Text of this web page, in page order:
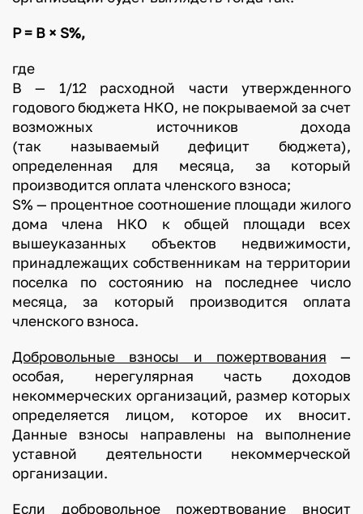
P = B × S%,
где
B — 1/12 расходной части утвержденного
годового бюджета НКО, не покрываемой за счет
возможных источников дохода
(так называемый дефицит бюджета),
определенная для месяца, за который
производится оплата членского взноса;
S% — процентное соотношение площади жилого
дома члена НКО к общей площади всех
вышеуказанных объектов недвижимости,
принадлежащих собственникам на территории
поселка по состоянию на последнее число
месяца, за который производится оплата
членского взноса.
Добровольные взносы и пожертвования —
особая, нерегулярная часть доходов
некоммерческих организаций, размер которых
определяется лицом, которое их вносит.
Данные взносы направлены на выполнение
уставной деятельности некоммерческой
организации.
Если добровольное пожертвование вносит